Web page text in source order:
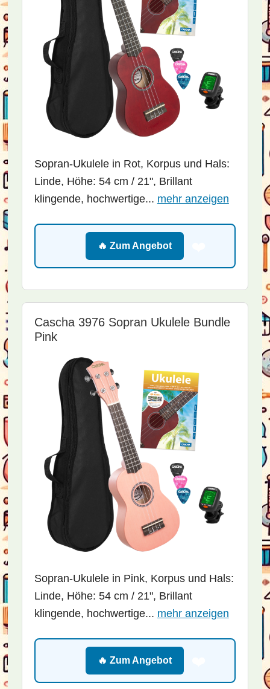
Sopran-Ukulele in Rot, Korpus und Hals:
Linde, Höhe: 54 cm / 21", Brillant
klingende, hochwertige... mehr anzeigen
🔥 Zum Angebot
Cascha 3976 Sopran Ukulele Bundle
Pink
Sopran-Ukulele in Pink, Korpus und Hals:
Linde, Höhe: 54 cm / 21", Brillant
klingende, hochwertige... mehr anzeigen
🔥 Zum Angebot